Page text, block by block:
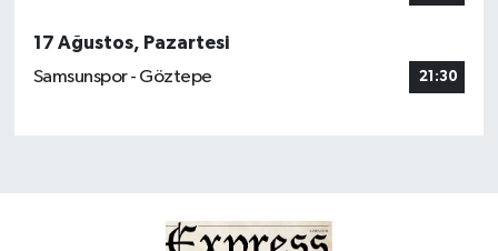
17 Ağustos, Pazartesi
Samsunspor - Göztepe
21:30